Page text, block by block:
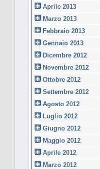
Aprile 2013
Marzo 2013
Febbraio 2013
Gennaio 2013
Dicembre 2012
Novembre 2012
Ottobre 2012
Settembre 2012
Agosto 2012
Luglio 2012
Giugno 2012
Maggio 2012
Aprile 2012
Marzo 2012